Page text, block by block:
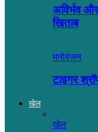
अविर्भव
खिताब
मनोरंजन
टाइगर
खेल
खेल